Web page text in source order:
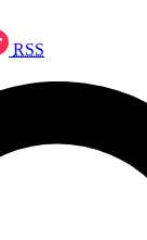
RSS